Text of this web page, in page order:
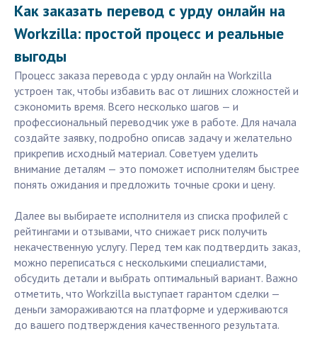
Как заказать перевод с урду онлайн на
Workzilla: простой процесс и реальные
выгоды
Процесс заказа перевода с урду онлайн на Workzilla
устроен так, чтобы избавить вас от лишних сложностей и
сэкономить время. Всего несколько шагов — и
профессиональный переводчик уже в работе. Для начала
создайте заявку, подробно описав задачу и желательно
прикрепив исходный материал. Советуем уделить
внимание деталям — это поможет исполнителям быстрее
понять ожидания и предложить точные сроки и цену.
Далее вы выбираете исполнителя из списка профилей с
рейтингами и отзывами, что снижает риск получить
некачественную услугу. Перед тем как подтвердить заказ,
можно переписаться с несколькими специалистами,
обсудить детали и выбрать оптимальный вариант. Важно
отметить, что Workzilla выступает гарантом сделки —
деньги замораживаются на платформе и удерживаются
до вашего подтверждения качественного результата.